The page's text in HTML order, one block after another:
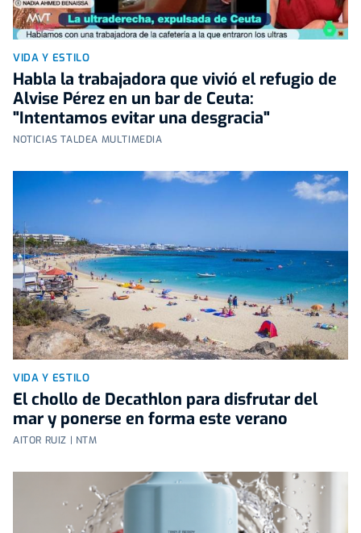
VIDA Y ESTILO
Habla la trabajadora que vivió el refugio de
Alvise Pérez en un bar de Ceuta:
"Intentamos evitar una desgracia"
NOTICIAS TALDEA MULTIMEDIA
VIDA Y ESTILO
El chollo de Decathlon para disfrutar del
mar y ponerse en forma este verano
AITOR RUIZ | NTM